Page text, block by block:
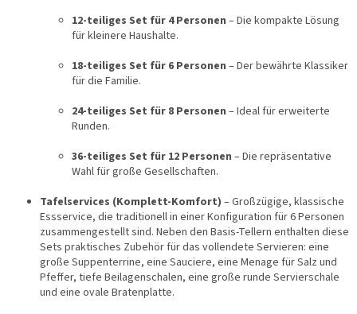
r
L
s
12-teiliges Set für 4 Personen – Die kompakte Lösung
für kleinere Haushalte.
18-teiliges Set für 6 Personen – Der bewährte Klassiker
für die Familie.
24-teiliges Set für 8 Personen – Ideal für erweiterte
Runden.
36-teiliges Set für 12 Personen – Die repräsentative
Wahl für große Gesellschaften.
Tafelservices (Komplett-Komfort) – Großzügige, klassische
Essservice, die traditionell in einer Konfiguration für 6 Personen
zusammengestellt sind. Neben den Basis-Tellern enthalten diese
Sets praktisches Zubehör für das vollendete Servieren: eine
große Suppenterrine, eine Sauciere, eine Menage für Salz und
Pfeffer, tiefe Beilagenschalen, eine große runde Servierschale
und eine ovale Bratenplatte.